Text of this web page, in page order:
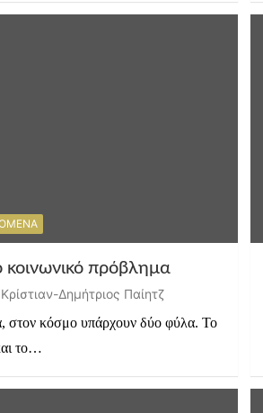
κοινωνικό πρόβλημα
Κρίστιαν-Δημήτριος Παίητζ
στον κόσμο υπάρχουν δύο φύλα. Το
το…